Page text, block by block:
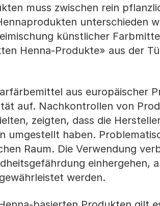
muss zwischen rein
unterschieden
künstlicher
Henna-Produkte» aus der
aus europäischer
auf. Nachkontrollen von
zeigten, dass die
umgestellt haben.
Raum. Die Verwendung
einhergehen,
werden.